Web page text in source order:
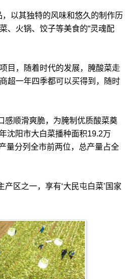
以其独特的风味和悠久的制作历
、火锅、饺子等美食的“灵魂配
目，随着时代的发展，腌酸菜走
超一年四季都可以买得到，随时
顺滑爽脆，为腌制优质酸菜奠
沈阳市大白菜播种面积19.2万
量分列全市前两位，总产量占全
区之一，享有‘大民屯白菜’国家